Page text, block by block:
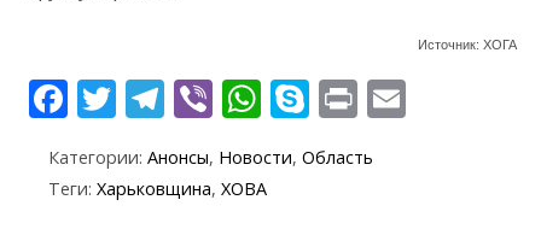
Источник: ХОГА
F
e
T
itt
er
T
e
gr
Vi
er
W
at
S
k
y
Pr
t
Категории: Анонсы, Новости, Область
Теги: Харьковщина, ХОВА